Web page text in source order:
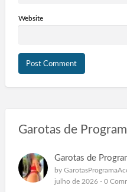
Website
Garotas de
Garotas de
by
julho de 2026 - 0